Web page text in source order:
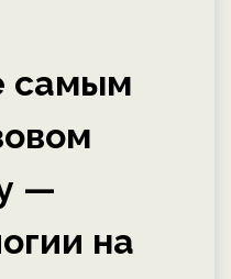
самым
—
на